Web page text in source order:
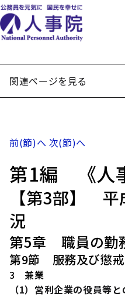
関連ページを見る
前(節)へ 次(節)へ
第1編 《人
【第3部】
況
第5章 職員の勤
第9節 服務及び懲戒
3 兼業
（1）営利企業の役員等